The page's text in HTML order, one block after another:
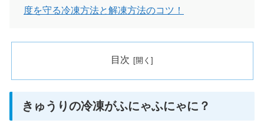
度を守る冷凍方法と解凍方法のコツ！
目次
きゅうりの冷凍がふにゃふにゃに？